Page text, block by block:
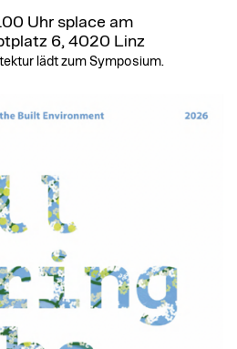
Uhr splace am
6, 4020 Linz
lädt zum Symposium.